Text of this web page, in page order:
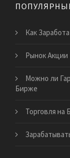
Как
Рынок Акции
Можно ли
Бирже
Торговля на